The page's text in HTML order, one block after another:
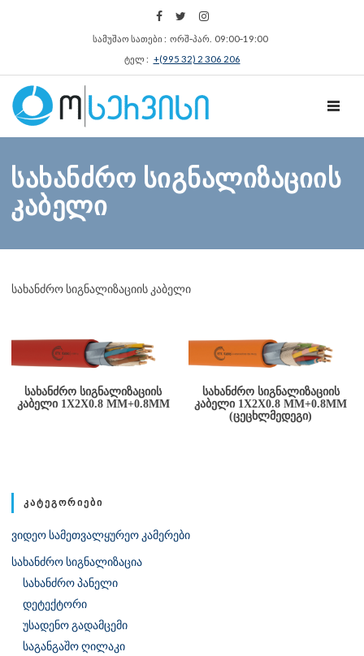
სამუშაო სათები : ორშ‑პარ. 09:00‑19:00
ტელ : +(995 32) 2 306 206
სახანძრო სიგნალიზაციის
კაბელი
სახანძრო სიგნალიზაციის კაბელი
ᲡᲐᲮᲐᲜᲫᲠᲝ ᲡᲘᲒᲜᲐᲚᲘᲖᲐᲪᲘᲘᲡ
ᲙᲐᲑᲔᲚᲘ 1X2X0.8 MM+0.8MM
ᲡᲐᲮᲐᲜᲫᲠᲝ ᲡᲘᲒᲜᲐᲚᲘᲖᲐᲪᲘᲘᲡ
ᲙᲐᲑᲔᲚᲘ 1X2X0.8 MM+0.8MM
(ᲪᲔᲪᲮᲚᲛᲔᲓᲔᲒᲘ)
ᲙᲐᲢᲔᲒᲝᲠᲘᲔᲑᲘ
ვიდეო სამეთვალყურეო კამერები
სახანძრო სიგნალიზაცია
სახანძრო პანელი
დეტექტორი
უსადენო გადამცემი
საგანგაშო ღილაკი